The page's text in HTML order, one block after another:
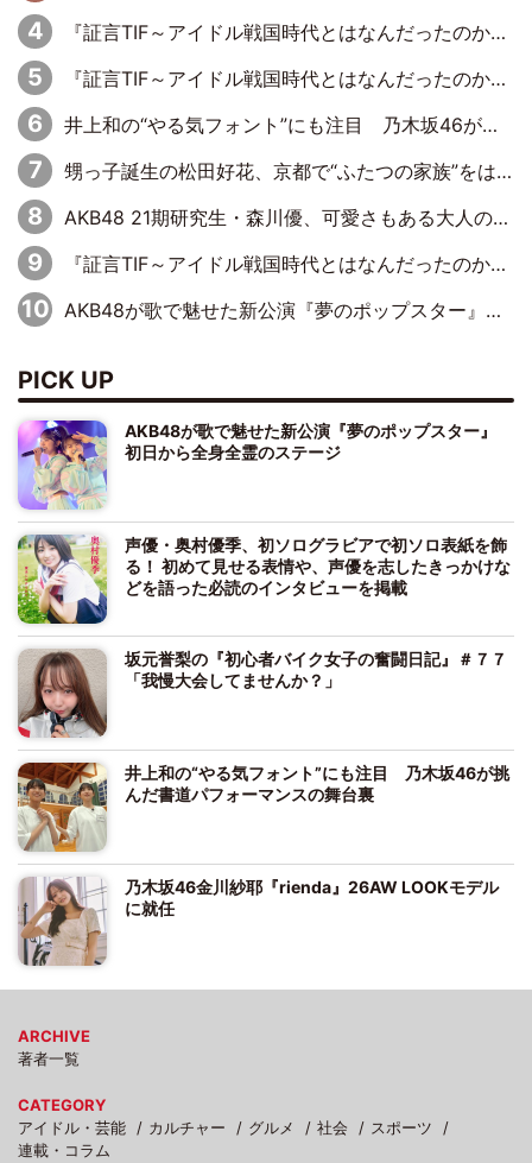
『証言TIF～アイドル戦国時代とはなんだったのか～』第6回：でんぱ組.inc・古川未鈴×相沢梨紗「『ハロプロやりたかったな』って言ったら、夢眠ねむさんに『てめえはでんぱ組．incなんだよ！』って肩パンされて(笑)」
『証言TIF～アイドル戦国時代とはなんだったのか～』第11回：私立恵比寿中学・真山りか×安本彩花「TIFで10年ぶりのキョンシーメイクをしたら、場を完全に引かせてしまって。時代が変わったんだなって」
井上和の“やる気フォント”にも注目 乃木坂46が挑んだ書道パフォーマンスの舞台裏
甥っ子誕生の松田好花、京都で“ふたつの家族”をはしご！ “母”黒谷友香に見送られ、“父”松岡昌宏とはハシゴ酒
AKB48 21期研究生・森川優、可愛さもある大人の女性に
『証言TIF～アイドル戦国時代とはなんだったのか～』第10回：さくら学院・武藤彩未×飯田らうら「正直、中3で辞めるというのを信じてなくて。そう言われてはいたけど、嘘でしょって」
AKB48が歌で魅せた新公演『夢のポップスター』 初日から全身全霊のステージ
PICK UP
AKB48が歌で魅せた新公演『夢のポップスター』
初日から全身全霊のステージ
声優・奥村優季、初ソログラビアで初ソロ表紙を飾
る！ 初めて見せる表情や、声優を志したきっかけな
どを語った必読のインタビューを掲載
坂元誉梨の『初心者バイク女子の奮闘日記』＃７７
「我慢大会してませんか？」
井上和の“やる気フォント”にも注目 乃木坂46が挑
んだ書道パフォーマンスの舞台裏
乃木坂46金川紗耶『rienda』26AW LOOKモデル
に就任
ARCHIVE
著者一覧
CATEGORY
アイドル・芸能
カルチャー グルメ 社会
スポーツ
連載・コラム